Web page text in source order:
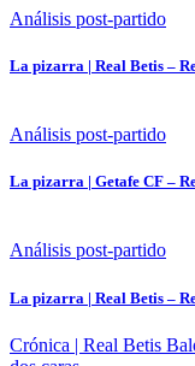
Análisis post-partido
La pizarra | Real Betis –
Análisis post-partido
La pizarra | Getafe CF –
Análisis post-partido
La pizarra | Real Betis –
Crónica | Real Betis